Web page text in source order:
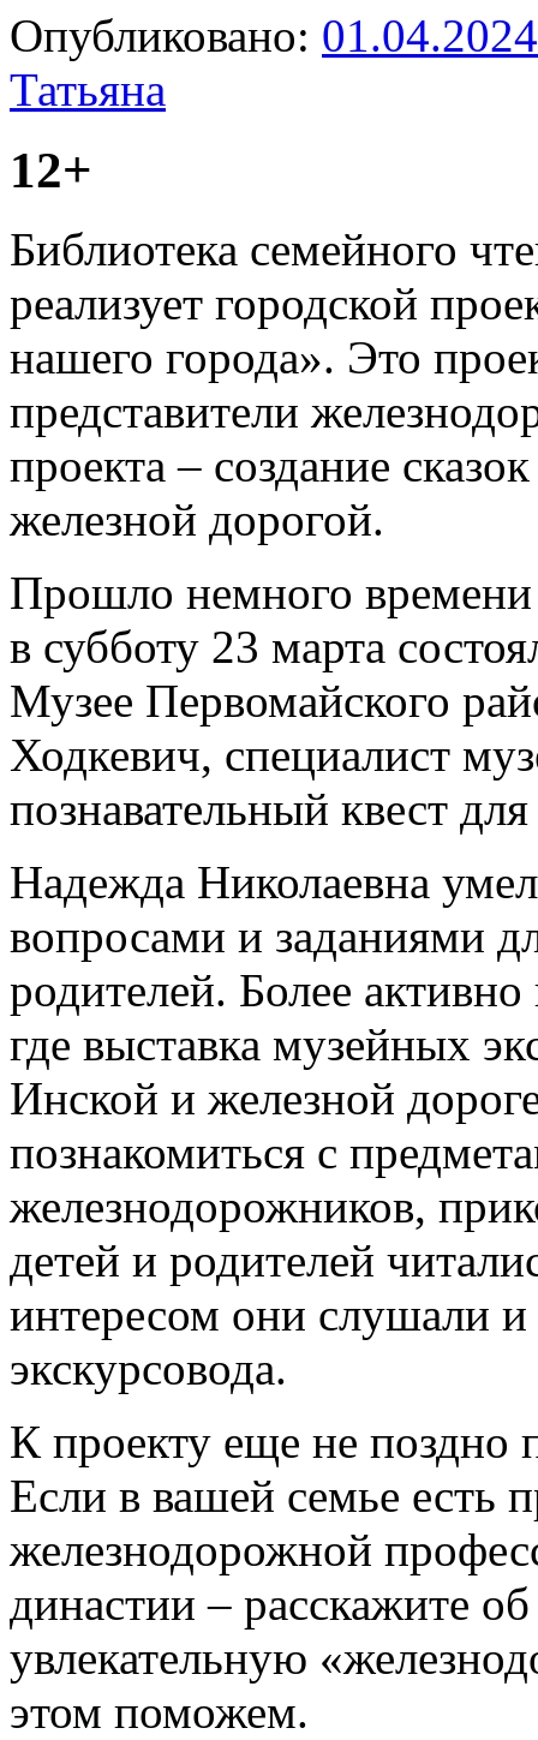
Опубликовано: 01.04.2024
Татьяна
12+
Библиотека семейного
реализует городской
нашего города». Это
представители
проекта – создание
железной дорогой.
Прошло немного времени
в субботу 23 марта
Музее Первомайского
Ходкевич, специалист
познавательный квест
Надежда Николаевна
вопросами и заданиями
родителей. Более
где выставка музейных
Инской и железной
познакомиться с
железнодорожников,
детей и родителей
интересом они слушали
экскурсовода.
К проекту еще не поздно
Если в вашей семье есть
железнодорожной
династии – расскажите
увлекательную
этом поможем.